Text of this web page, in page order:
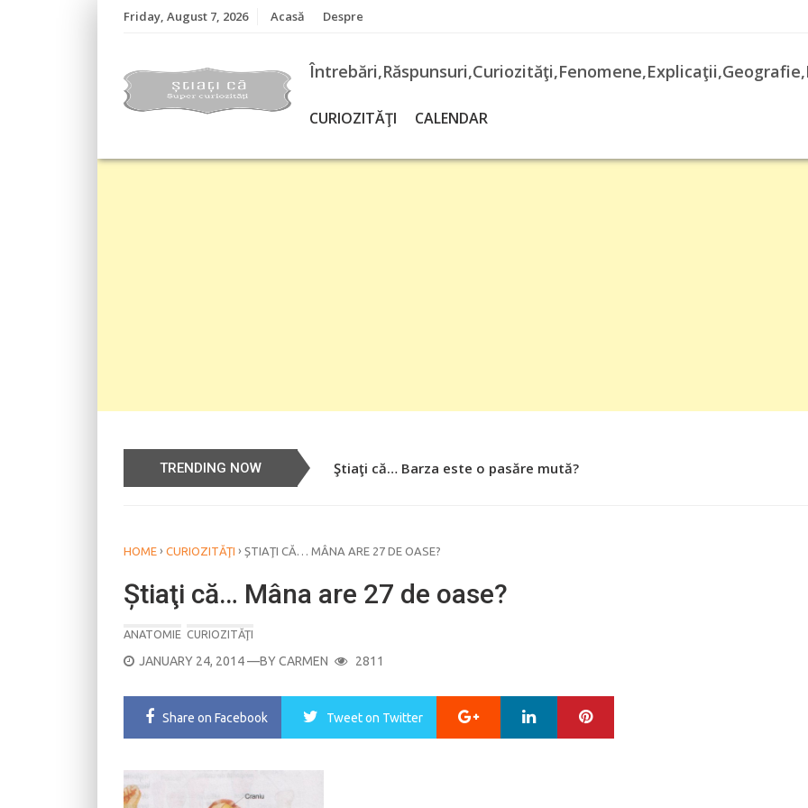
Friday, August 7, 2026 Acasă Despre
CURIOZITĂŢI CALENDAR
TRENDING NOW Ştiaţi că… Barza este o pasăre mută?
Știați că… Roşiile îsi păstrează substanţele benefice organismului
HOME › CURIOZITĂŢI › ȘTIAŢI CĂ… MÂNA ARE 27 DE OASE?
Știaţi că… Mâna are 27 de oase?
ANATOMIE CURIOZITĂŢI
POSTED
JANUARY 24, 2014—BYCARMEN 2811
Share on Facebook Tweeton Twitter Google+ LinkedIn